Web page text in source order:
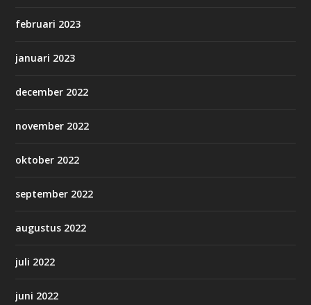
februari 2023
januari 2023
december 2022
november 2022
oktober 2022
september 2022
augustus 2022
juli 2022
juni 2022